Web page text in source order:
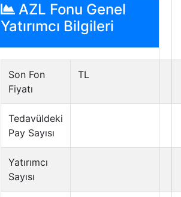
AZL Fonu Genel
Yatırımcı Bilgileri
Son Fon
Fiyatı
TL
Tedavüldeki
Pay Sayısı
Yatırımcı
Sayısı